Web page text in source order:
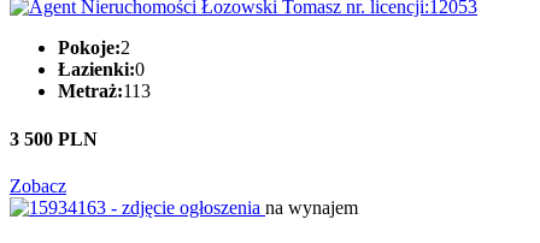
Pokoje:2
Łazienki:0
Metraż:113
3 500 PLN
Zobacz
na wynajem